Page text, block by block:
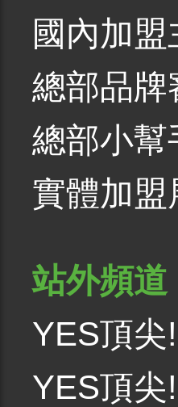
國內加盟
總部品牌
總部小幫
實體加盟
站外頻道
YES頂尖
YES頂尖